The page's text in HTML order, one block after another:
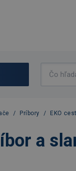
/ Príbory / EKO
a